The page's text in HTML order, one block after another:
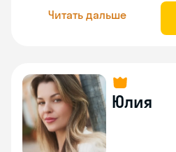
Читать дальше
Юлия